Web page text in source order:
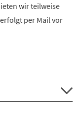
wir teilweise
per Mail vor